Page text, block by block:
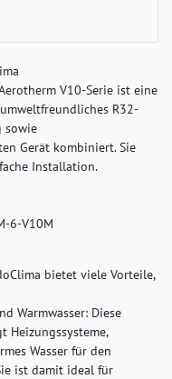
V10-Serie ist eine
R32-
sowie
Gerät kombiniert. Sie
Installation.
6-V10M
bietet viele Vorteile,
Warmwasser: Diese
Heizungssysteme,
Wasser für den
ist damit ideal für